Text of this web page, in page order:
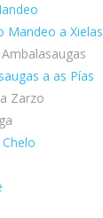
Mandeo a Xielas
a as Pías
Zarzo